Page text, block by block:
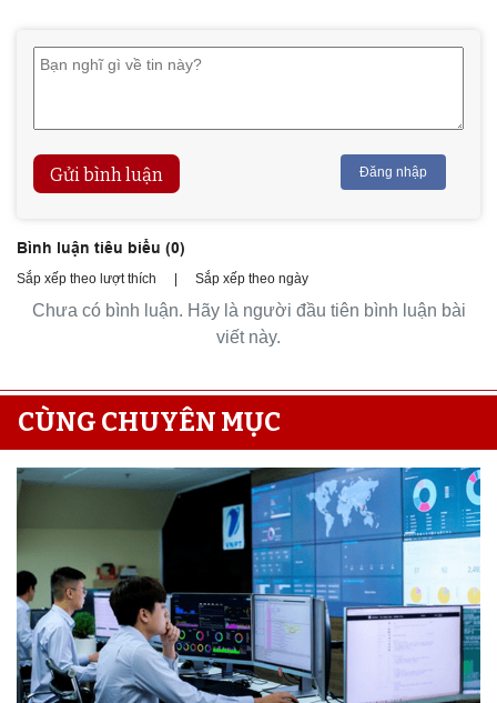
Gửi bình luận Đăng nhập
Bình luận tiêu biểu (0)
Sắp xếp theo lượt thích Sắp xếp theo ngày
Chưa có bình luận. Hãy là người đầu tiên bình luận bài
viết này.
CÙNG CHUYÊN MỤC